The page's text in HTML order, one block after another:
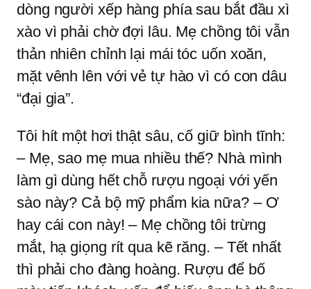
dòng người xếp hàng phía sau bắt đầu xì
xào vì phải chờ đợi lâu. Mẹ chồng tôi vẫn
thản nhiên chỉnh lại mái tóc uốn xoăn,
mặt vênh lên với vẻ tự hào vì có con dâu
“đại gia”.
Tôi hít một hơi thật sâu, cố giữ bình tĩnh:
– Mẹ, sao mẹ mua nhiều thế? Nhà mình
làm gì dùng hết chỗ rượu ngoại với yến
sào này? Cả bộ mỹ phẩm kia nữa? – Ơ
hay cái con này! – Mẹ chồng tôi trừng
mắt, hạ giọng rít qua kẽ răng. – Tết nhất
thì phải cho đàng hoàng. Rượu để bố